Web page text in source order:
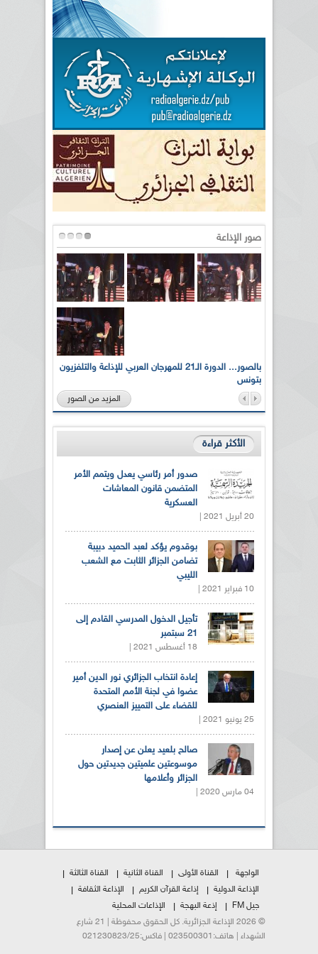
صور الإذاعة
بالصور... الدورة الـ21 للمهرجان العربي للإذاعة والتلفزيون
بتونس
المزيد من الصور
الأكثر قراءة
صدور أمر رئاسي يعدل ويتمم الأمر
المتضمن قانون المعاشات
العسكرية
20 أبريل 2021 |
بوقدوم يؤكد لعبد الحميد دبيبة
تضامن الجزائر الثابت مع الشعب
الليبي
10 فبراير 2021 |
تأجيل الدخول المدرسي القادم إلى
21 سبتمبر
18 أغسطس 2021 |
إعادة انتخاب الجزائري نور الدين أمير
عضوا في لجنة الأمم المتحدة
للقضاء على التمييز العنصري
25 يونيو 2021 |
صالح بلعيد يعلن عن إصدار
موسوعتين علميتين جديدتين حول
الجزائر وأعلامها
04 مارس 2020 |
الواجهة القناة الأولى القناة الثانية
القناة الثالثة
الإذاعة الدولية
إذاعة القرآن الكريم
الإذاعة الثقافة
جيل FM
إذعة البهجة
الإذاعات المحلية
© 2026 الإذاعة الجزائرية. كل الحقوق محفوظة | 21 شارع
الشهداء | هاتف:023500301 | فاكس:021230823/25